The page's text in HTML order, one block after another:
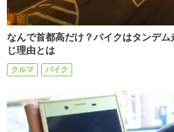
なんで首都高だけ？バイクはタンデ
じ理由とは
クルマ バイク